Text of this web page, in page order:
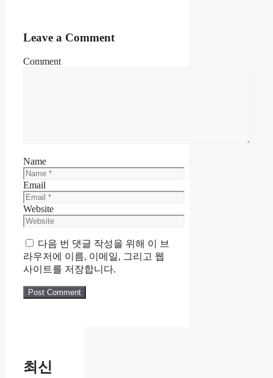
Leave a Comment
Comment
Name
Email
Website
다음 번 댓글 작성을 위해 이 브
라우저에 이름, 이메일, 그리고 웹
사이트를 저장합니다.
최신